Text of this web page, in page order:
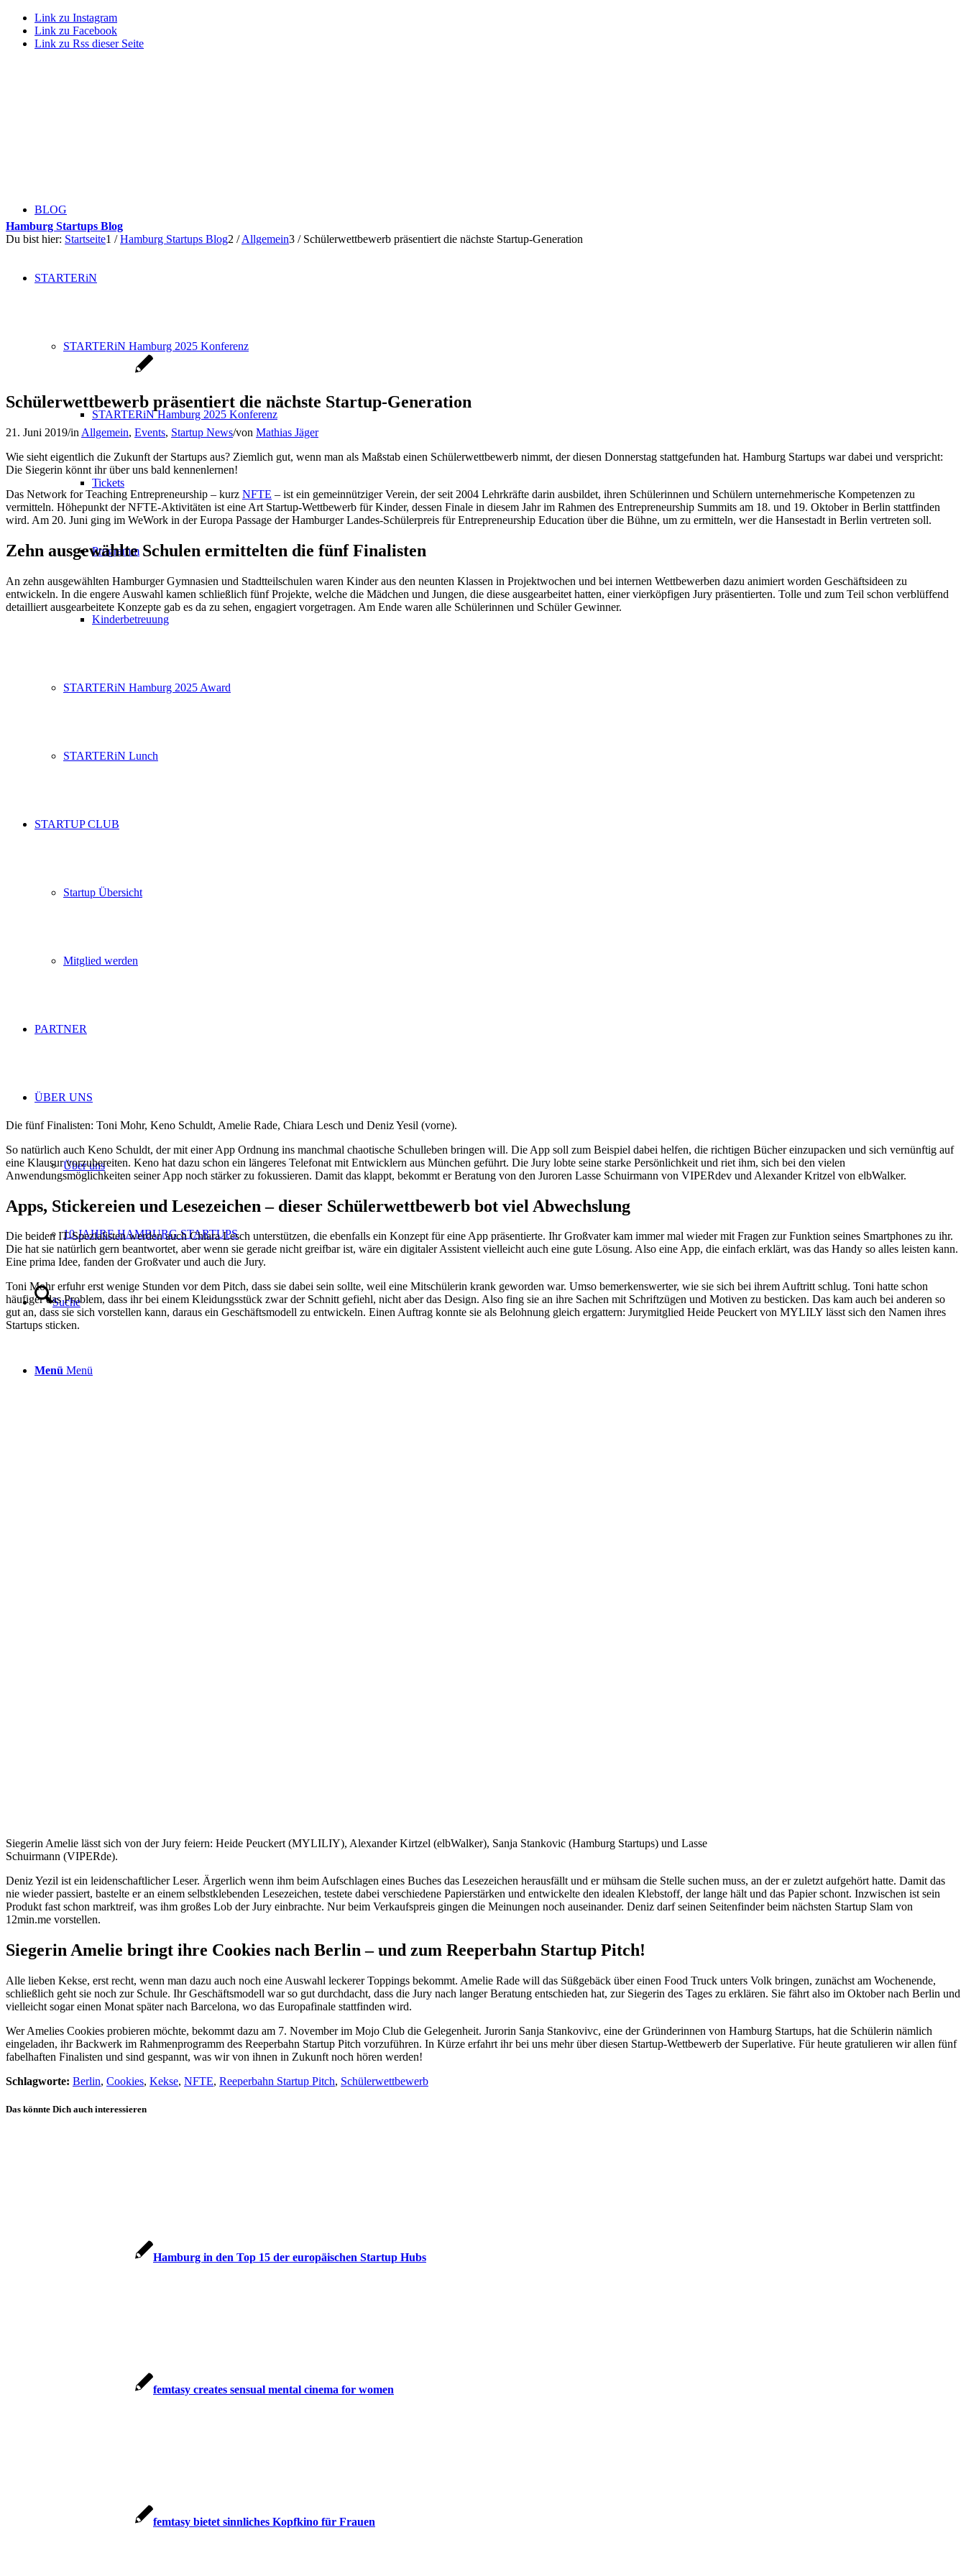
Link zu Instagram
Link zu Facebook
Link zu Rss dieser Seite
BLOG
STARTERiN
STARTERiN Hamburg 2025 Konferenz
STARTERiN Hamburg 2025 Konferenz
Tickets
Programm
Kinderbetreuung
STARTERiN Hamburg 2025 Award
STARTERiN Lunch
STARTUP CLUB
Startup Übersicht
Mitglied werden
PARTNER
ÜBER UNS
Über uns
10 JAHRE HAMBURG STARTUPS
Suche
Menü Menü
Hamburg Startups Blog
Du bist hier: Startseite1 / Hamburg Startups Blog2 / Allgemein3 / Schülerwettbewerb präsentiert die nächste Startup-Generation
Schülerwettbewerb präsentiert die nächste Startup-Generation
21. Juni 2019/in Allgemein, Events, Startup News/von Mathias Jäger
Wie sieht eigentlich die Zukunft der Startups aus? Ziemlich gut, wenn man als Maßstab einen Schülerwettbewerb nimmt, der diesen Donnerstag stattgefunden hat. Hamburg Startups war dabei und verspricht:
Die Siegerin könnt ihr über uns bald kennenlernen!
Das Network for Teaching Entrepreneurship – kurz NFTE – ist ein gemeinnütziger Verein, der seit 2004 Lehrkräfte darin ausbildet, ihren Schülerinnen und Schülern unternehmerische Kompetenzen zu
vermitteln. Höhepunkt der NFTE-Aktivitäten ist eine Art Startup-Wettbewerb für Kinder, dessen Finale in diesem Jahr im Rahmen des Entrepreneurship Summits am 18. und 19. Oktober in Berlin stattfinden
wird. Am 20. Juni ging im WeWork in der Europa Passage der Hamburger Landes-Schülerpreis für Entrepreneurship Education über die Bühne, um zu ermitteln, wer die Hansestadt in Berlin vertreten soll.
Zehn ausgewählte Schulen ermittelten die fünf Finalisten
An zehn ausgewählten Hamburger Gymnasien und Stadtteilschulen waren Kinder aus den neunten Klassen in Projektwochen und bei internen Wettbewerben dazu animiert worden Geschäftsideen zu
entwickeln. In die engere Auswahl kamen schließlich fünf Projekte, welche die Mädchen und Jungen, die diese ausgearbeitet hatten, einer vierköpfigen Jury präsentierten. Tolle und zum Teil schon verblüffend
detailliert ausgearbeitete Konzepte gab es da zu sehen, engagiert vorgetragen. Am Ende waren alle Schülerinnen und Schüler Gewinner.
Die fünf Finalisten: Toni Mohr, Keno Schuldt, Amelie Rade, Chiara Lesch und Deniz Yesil (vorne).
So natürlich auch Keno Schuldt, der mit einer App Ordnung ins manchmal chaotische Schulleben bringen will. Die App soll zum Beispiel dabei helfen, die richtigen Bücher einzupacken und sich vernünftig auf
eine Klausur vorzubereiten. Keno hat dazu schon ein längeres Telefonat mit Entwicklern aus München geführt. Die Jury lobte seine starke Persönlichkeit und riet ihm, sich bei den vielen
Anwendungsmöglichkeiten seiner App noch stärker zu fokussieren. Damit das klappt, bekommt er Beratung von den Juroren Lasse Schuirmann von VIPERdev und Alexander Kritzel von elbWalker.
Apps, Stickereien und Lesezeichen – dieser Schülerwettbewerb bot viel Abwechslung
Die beiden IT-Spezialisten werden auch Chiara Lesch unterstützen, die ebenfalls ein Konzept für eine App präsentierte. Ihr Großvater kam immer mal wieder mit Fragen zur Funktion seines Smartphones zu ihr.
Die hat sie natürlich gern beantwortet, aber wenn sie gerade nicht greifbar ist, wäre ein digitaler Assistent vielleicht auch eine gute Lösung. Also eine App, die einfach erklärt, was das Handy so alles leisten kann.
Eine prima Idee, fanden der Großvater und auch die Jury.
Toni Mohr erfuhr erst wenige Stunden vor dem Pitch, dass sie dabei sein sollte, weil eine Mitschülerin krank geworden war. Umso bemerkenswerter, wie sie sich bei ihrem Auftritt schlug. Toni hatte schon
häufiger das Problem, dass ihr bei einem Kleidungsstück zwar der Schnitt gefiehl, nicht aber das Design. Also fing sie an ihre Sachen mit Schriftzügen und Motiven zu besticken. Das kam auch bei anderen so
gut an, dass sie sich vorstellen kann, daraus ein Geschäftsmodell zu entwickeln. Einen Auftrag konnte sie als Belohnung gleich ergattern: Jurymitglied Heide Peuckert von MYLILY lässt sich den Namen ihres
Startups sticken.
Siegerin Amelie lässt sich von der Jury feiern: Heide Peuckert (MYLILIY), Alexander Kirtzel (elbWalker), Sanja Stankovic (Hamburg Startups) und Lasse
Schuirmann (VIPERde).
Deniz Yezil ist ein leidenschaftlicher Leser. Ärgerlich wenn ihm beim Aufschlagen eines Buches das Lesezeichen herausfällt und er mühsam die Stelle suchen muss, an der er zuletzt aufgehört hatte. Damit das
nie wieder passiert, bastelte er an einem selbstklebenden Lesezeichen, testete dabei verschiedene Papierstärken und entwickelte den idealen Klebstoff, der lange hält und das Papier schont. Inzwischen ist sein
Produkt fast schon marktreif, was ihm großes Lob der Jury einbrachte. Nur beim Verkaufspreis gingen die Meinungen noch auseinander. Deniz darf seinen Seitenfinder beim nächsten Startup Slam von
12min.me vorstellen.
Siegerin Amelie bringt ihre Cookies nach Berlin – und zum Reeperbahn Startup Pitch!
Alle lieben Kekse, erst recht, wenn man dazu auch noch eine Auswahl leckerer Toppings bekommt. Amelie Rade will das Süßgebäck über einen Food Truck unters Volk bringen, zunächst am Wochenende,
schließlich geht sie noch zur Schule. Ihr Geschäftsmodell war so gut durchdacht, dass die Jury nach langer Beratung entschieden hat, zur Siegerin des Tages zu erklären. Sie fährt also im Oktober nach Berlin und
vielleicht sogar einen Monat später nach Barcelona, wo das Europafinale stattfinden wird.
Wer Amelies Cookies probieren möchte, bekommt dazu am 7. November im Mojo Club die Gelegenheit. Jurorin Sanja Stankovivc, eine der Gründerinnen von Hamburg Startups, hat die Schülerin nämlich
eingeladen, ihr Backwerk im Rahmenprogramm des Reeperbahn Startup Pitch vorzuführen. In Kürze erfahrt ihr bei uns mehr über diesen Startup-Wettbewerb der Superlative. Für heute gratulieren wir allen fünf
fabelhaften Finalisten und sind gespannt, was wir von ihnen in Zukunft noch hören werden!
Schlagworte: Berlin, Cookies, Kekse, NFTE, Reeperbahn Startup Pitch, Schülerwettbewerb
Das könnte Dich auch interessieren
Hamburg in den Top 15 der europäischen Startup Hubs
femtasy creates sensual mental cinema for women
femtasy bietet sinnliches Kopfkino für Frauen